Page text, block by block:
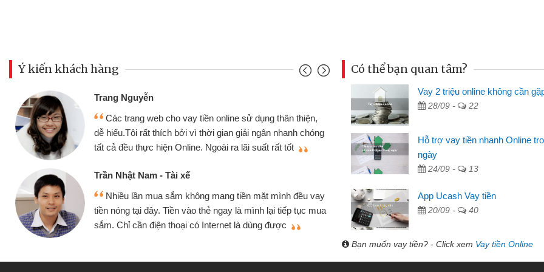
Ý kiến khách hàng
Trang Nguyễn
Các trang web cho vay tiền online sử dụng thân thiện,
dễ hiểu.Tôi rất thích bởi vì thời gian giải ngân nhanh chóng
tất cả đều thực hiện Online. Ngoài ra lãi suất rất tốt
Trần Nhật Nam - Tài xế
Nhiều lần mua sắm không mang tiền mặt mình đều vay
tiền nóng tại đây. Tiền vào thẻ ngay là mình lại tiếp tục mua
sắm. Chỉ cần điện thoại có Internet là dùng được
Đoàn Hữu Cảnh
Mình cần tiền gấp nên định
nhưng thật may đã có gói vay
không cần gặp mặt nên rất tiện
bè biết
Tôi kinh doanh buôn bán
hàng, nhờ biết đến website
quyết được công việc của
Có thể bạn quan tâm?
Vay 2 triệu online không cần
28/09 - 22
Hỗ trợ vay tiền nhanh Online
ngày
24/09 - 13
App Ucash Vay tiền
20/09 - 40
Bạn muốn vay tiền? - Click xem Vay tiền Online